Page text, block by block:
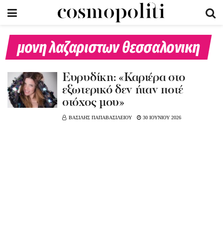
μονη λαζαριστων θεσσαλονικη
Ευρυδίκη: «Καριέρα στο
εξωτερικό δεν ήταν ποτέ
στόχος μου»
ΒΑΣΙΛΗΣ ΠΑΠΑΒΑΣΙΛΕΙΟΥ 30 ΙΟΥΝΙΟΥ 2026